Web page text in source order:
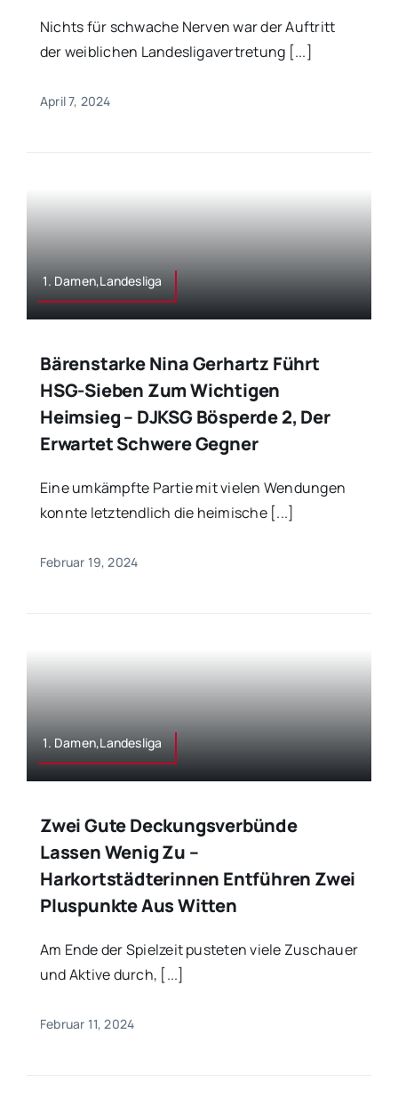
Nichts für schwache Nerven war der Auftritt
der weiblichen Landesligavertretung [...]
April 7, 2024
1. Damen,Landesliga
Bärenstarke Nina Gerhartz Führt
HSG-Sieben Zum Wichtigen
Heimsieg – DJKSG Bösperde 2, Der
Erwartet Schwere Gegner
Eine umkämpfte Partie mit vielen Wendungen
konnte letztendlich die heimische [...]
Februar 19, 2024
1. Damen,Landesliga
Zwei Gute Deckungsverbünde
Lassen Wenig Zu –
Harkortstädterinnen Entführen Zwei
Pluspunkte Aus Witten
Am Ende der Spielzeit pusteten viele Zuschauer
und Aktive durch, [...]
Februar 11, 2024